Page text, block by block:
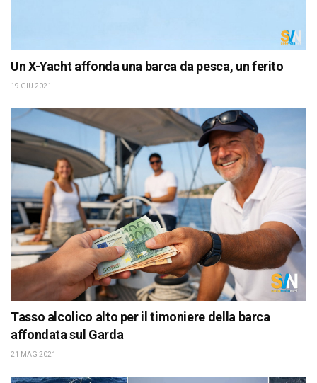
Un X-Yacht affonda una barca da pesca, un ferito
19 GIU 2021
Tasso alcolico alto per il timoniere della barca
affondata sul Garda
21 MAG 2021